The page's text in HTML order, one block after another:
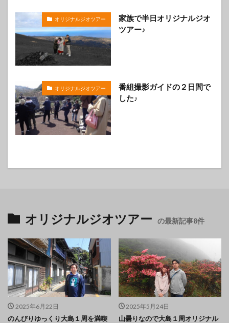
オリジナルジオツアー
家族で半日オリジナルジオ
ツアー♪
オリジナルジオツアー
番組撮影ガイドの２日間で
した♪
オリジナルジオツアー の最新記事8件
2025年6月22日
のんびりゆっくり大島１周を満喫
2025年5月24日
山曇りなので大島１周オリジナル